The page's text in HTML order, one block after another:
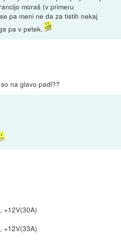
moraš (v primeru
pa meni ne da za tistih nekaj
pa v petek.
na glavo padl??
+12V(30A)
+12V(33A)